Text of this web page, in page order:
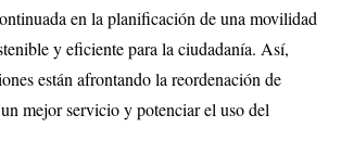
en la planificación de una movilidad
y eficiente para la ciudadanía. Así,
están afrontando la reordenación de
mejor servicio y potenciar el uso del